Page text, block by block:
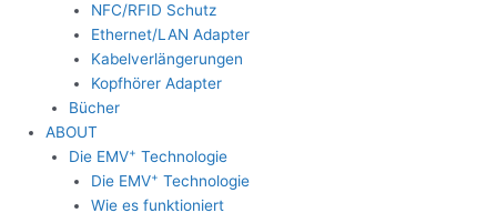
NFC/RFID Schutz
Ethernet/LAN Adapter
Kabelverlängerungen
Kopfhörer Adapter
Bücher
ABOUT
Die EMV+ Technologie
Die EMV+ Technologie
Wie es funktioniert